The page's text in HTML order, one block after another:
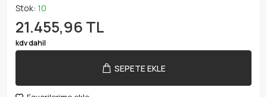
Stok: 10
21.455,96 TL
kdv dahil
SEPETE EKLE